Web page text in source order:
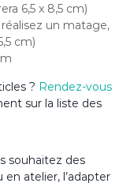
6,5 x 8,5 cm)
un matage,
cm)
? Rendez-vous
sur la liste des
souhaitez des
atelier, l’adapter